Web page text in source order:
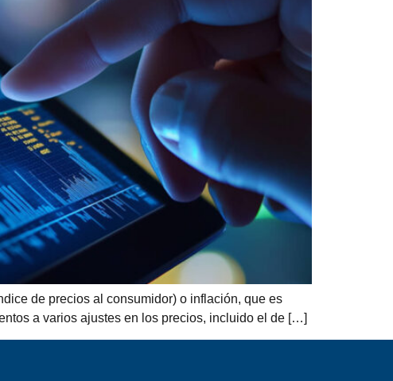
de precios al consumidor) o inflación, que es
a varios ajustes en los precios, incluido el de […]